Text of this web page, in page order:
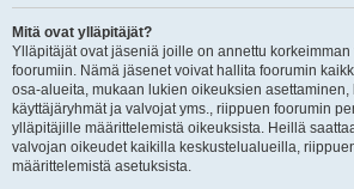
Mitä ovat ylläpitäjät?
Ylläpitäjät ovat jäseniä joille on annettu
foorumiin. Nämä jäsenet voivat hallita foorumin
osa-alueita, mukaan lukien oikeuksien
käyttäjäryhmät ja valvojat yms., riippuen foorumin
ylläpitäjille määrittelemistä oikeuksista. Heillä
valvojan oikeudet kaikilla keskustelualueilla,
määrittelemistä asetuksista.